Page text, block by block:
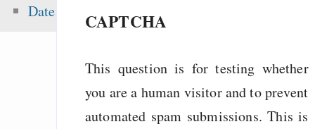
CAPTCHA
This question is for testing whether
you are a human visitor and to prevent
automated spam submissions. This is
Datenschutz
Zuletzt angezeigt: